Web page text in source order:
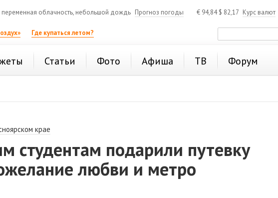
переменная облачность, небольшой дождь Прогноз погоды € 94,84$ 82,17 Курс валют
Где купаться летом?
Статьи Фото Афиша ТВ Форум
крае
студентам подарили путевку
любви и метро